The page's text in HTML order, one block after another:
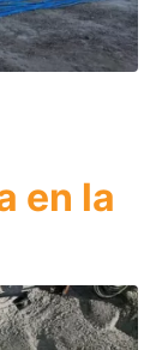
en la